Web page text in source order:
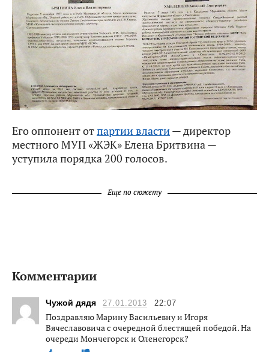
Его оппонент отпартии власти— директор
местного МУП «ЖЭК» Елена Бритвина —
уступила порядка 200 голосов.
Еще по сюжету
Комментарии
Чужой дядя 27.01.2013 22:07
Поздравляю Марину Васильевну и Игоря
Вячеславовича с очередной блестящей победой. На
очереди Мончегорск и Оленегорск?